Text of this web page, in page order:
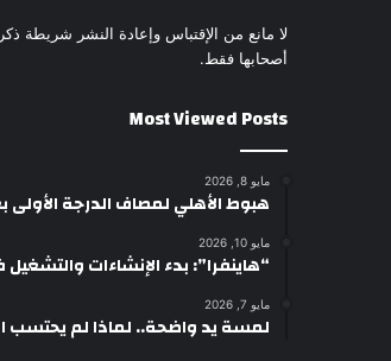
لا مانع من الإقتباس وإعادة النشر شريطة
أصحابها فقط.
Most Viewed Posts
مايو 8, 2026
هبوط الأهلي لمصاف الدرجة الأولى
مايو 10, 2026
“هاينفرا”: بدء الإنشاءات والتشغيل
مايو 7, 2026
لمسة يد واضحة.. لماذا لم يحتسب